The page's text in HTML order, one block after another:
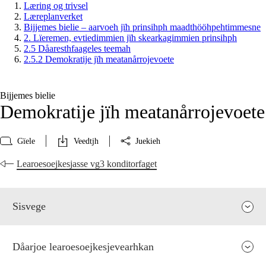
Læring og trivsel
Læreplanverket
Bijjemes bielie – aarvoeh jïh prinsihph maadthööhpehtimmesne
2. Lïeremen, evtiedimmien jïh skearkagimmien prinsihph
2.5 Dåaresthfaageles teemah
2.5.2 Demokratije jïh meatanårrojevoete
Bijjemes bielie
Demokratije jïh meatanårrojevoete
Gïele Veedtjh Juekieh
Learoesoejkesjasse vg3 konditorfaget
Sisvege
Dåarjoe learoesoejkesjevearhkan